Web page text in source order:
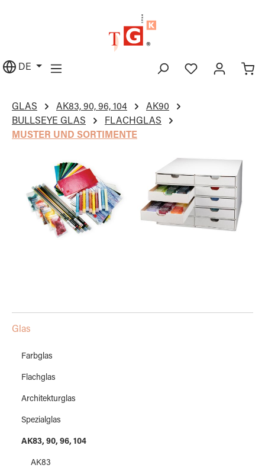
DE
GLAS AK83, 90, 96, 104
AK90
BULLSEYE GLAS
FLACHGLAS
MUSTER UND SORTIMENTE
Glas
Farbglas
Flachglas
Architekturglas
Spezialglas
AK83, 90, 96, 104
AK83